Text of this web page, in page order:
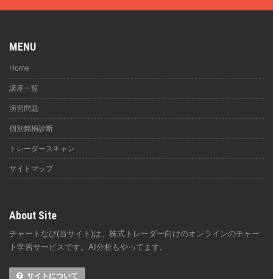
MENU
Home
講座一覧
演習問題
個別銘柄診断
トレーダースキャン
サイトマップ
About Site
チャートなび(当サイト)は、株式トレーダー向けのオンラインのチャー
ト学習サービスです。AI分析もやってます。
サイトについて